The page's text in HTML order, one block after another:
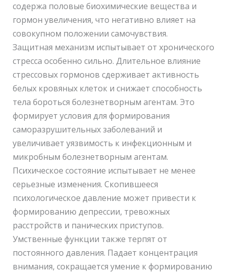
содержа половые биохимические вещества и
гормон увеличения, что негативно влияет на
совокупном положении самочувствия.
Защитная механизм испытывает от хронического
стресса особенно сильно. Длительное влияние
стрессовых гормонов сдерживает активность
белых кровяных клеток и снижает способность
тела бороться болезнетворным агентам. Это
формирует условия для формирования
саморазрушительных заболеваний и
увеличивает уязвимость к инфекционным и
микробным болезнетворным агентам.
Психическое состояние испытывает не менее
серьезные изменения. Скопившееся
психологическое давление может привести к
формированию депрессии, тревожных
расстройств и панических приступов.
Умственные функции также терпят от
постоянного давления. Падает концентрация
внимания, сокращается умение к формированию